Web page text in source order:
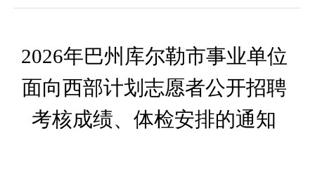
2026年巴州库尔勒市事业单位
面向西部计划志愿者公开招聘
考核成绩、体检安排的通知